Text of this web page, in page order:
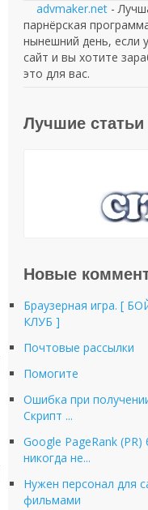
advmaker.net -
парнёрская
нынешний день, если
сайт и вы хотите
это для вас.
Лучшие статьи
Новые
Браузерная игра. [
КЛУБ ]
Почтовые рассылки
Помогите
Ошибка при
Cкрипт ...
Google PageRank
никогда не...
Нужен персонал для
фильмами